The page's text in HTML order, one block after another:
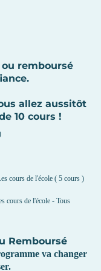
remboursé
allez aussitôt
10 cours !
cours de l'école ( 5 cours )
de l'école - Tous
Remboursé
va changer